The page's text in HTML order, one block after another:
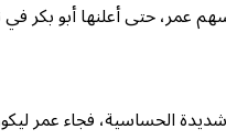
عمر، حتى أعلنها أبو بكر
الحساسية، فجاء عمر ليكون